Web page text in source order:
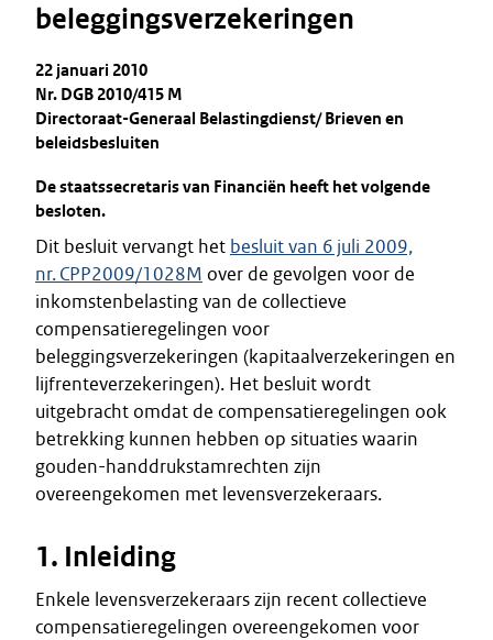
beleggingsverzekeringen
22 januari 2010
Nr. DGB 2010/415 M
Directoraat-Generaal Belastingdienst/ Brieven en
beleidsbesluiten
De staatssecretaris van Financiën heeft het volgende
besloten.
Dit besluit vervangt het besluit van 6 juli 2009,
nr. CPP2009/1028M over de gevolgen voor de
inkomstenbelasting van de collectieve
compensatieregelingen voor
beleggingsverzekeringen (kapitaalverzekeringen en
lijfrenteverzekeringen). Het besluit wordt
uitgebracht omdat de compensatieregelingen ook
betrekking kunnen hebben op situaties waarin
gouden-handdrukstamrechten zijn
overeengekomen met levensverzekeraars.
1. Inleiding
Enkele levensverzekeraars zijn recent collectieve
compensatieregelingen overeengekomen voor